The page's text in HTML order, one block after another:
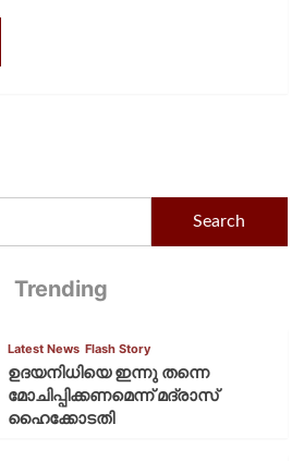
Search
Trending
Latest News Flash Story
ഉദയനിധിയെ ഇന്നു തന്നെ
മോചിപ്പിക്കണമെന്ന് മദ്രാസ്
ഹൈക്കോടതി